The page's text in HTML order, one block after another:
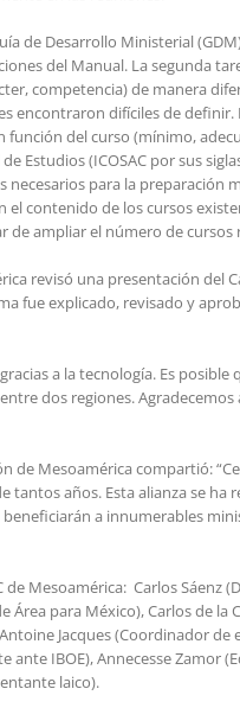
de Desarrollo Ministerial
del Manual. La segunda
competencia) de manera
encontraron difíciles de
función del curso (mínimo,
Estudios (ICOSAC por sus
necesarios para la
contenido de los cursos
de ampliar el número de cursos
revisó una presentación del
fue explicado, revisado y
a la tecnología. Es
dos regiones.
de Mesoamérica compartió:
tantos años. Esta alianza se
beneficiarán a innumerables
Mesoamérica: Carlos Sáenz
Área para México), Carlos de
Jacques (Coordinador
ante IBOE), Annecesse Zamor
laico).